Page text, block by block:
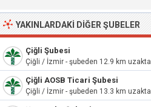
YAKINLARDAKI DIĞER ŞUBELER
Çiğli Şubesi
Çiğli / İzmir - şubeden 12.9 km uzakta
Çiğli AOSB Ticari Şubesi
Çiğli / İzmir - şubeden 13.3 km uzakta